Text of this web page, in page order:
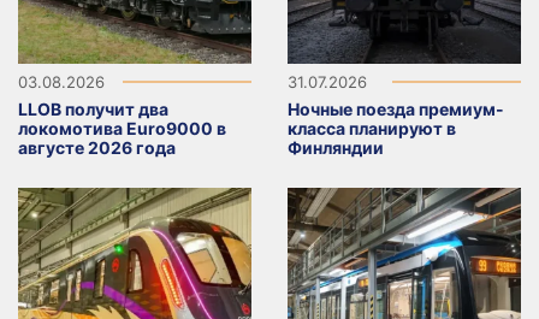
03.08.2026
LLOB получит два
локомотива Euro9000 в
августе 2026 года
31.07.2026
Ночные поезда премиум-
класса планируют в
Финляндии